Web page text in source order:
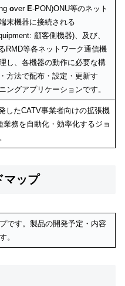
over E-PON)ONU等のネット
末機器に接続される
顧客側機器)、及び、
RMD等各ネットワーク通信機
し、各機器の動作に必要な構
方法で配布・設定・更新す
ングアプリケーションです。
したCATV事業者向けの拡張機
務を自動化・効率化するジョ
マップ
です。製品の開発予定・内容
。